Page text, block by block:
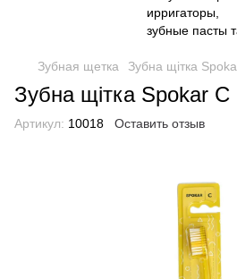
Зубная щетка Зубна щітка
Зубна щітка Spokar
Артикул: 10018 Оставить отзыв